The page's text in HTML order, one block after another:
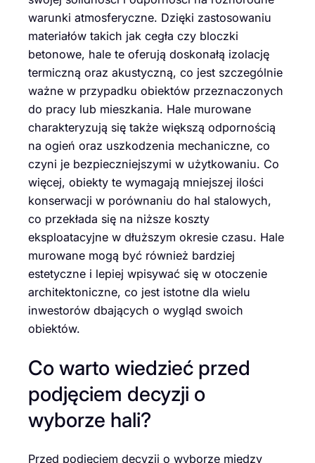
warunki atmosferyczne. Dzięki zastosowaniu
materiałów takich jak cegła czy bloczki
betonowe, hale te oferują doskonałą izolację
termiczną oraz akustyczną, co jest szczególnie
ważne w przypadku obiektów przeznaczonych
do pracy lub mieszkania. Hale murowane
charakteryzują się także większą odpornością
na ogień oraz uszkodzenia mechaniczne, co
czyni je bezpieczniejszymi w użytkowaniu. Co
więcej, obiekty te wymagają mniejszej ilości
konserwacji w porównaniu do hal stalowych,
co przekłada się na niższe koszty
eksploatacyjne w dłuższym okresie czasu. Hale
murowane mogą być również bardziej
estetyczne i lepiej wpisywać się w otoczenie
architektoniczne, co jest istotne dla wielu
inwestorów dbających o wygląd swoich
obiektów.
Co warto wiedzieć przed
podjęciem decyzji o
wyborze hali?
Przed podjęciem decyzji o wyborze między